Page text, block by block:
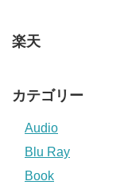
楽天
カテゴリー
Audio
Blu Ray
Book